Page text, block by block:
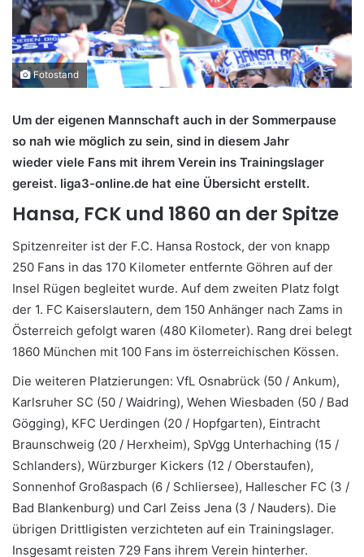
Fotostand
Um der eigenen Mannschaft auch in der Sommerpause
so nah wie möglich zu sein, sind in diesem Jahr
wieder viele Fans mit ihrem Verein ins Trainingslager
gereist. liga3-online.de hat eine Übersicht erstellt.
Hansa, FCK und 1860 an der Spitze
Spitzenreiter ist der F.C. Hansa Rostock, der von knapp
250 Fans in das 170 Kilometer entfernte Göhren auf der
Insel Rügen begleitet wurde. Auf dem zweiten Platz folgt
der 1. FC Kaiserslautern, dem 150 Anhänger nach Zams in
Österreich gefolgt waren (480 Kilometer). Rang drei belegt
1860 München mit 100 Fans im österreichischen Kössen.
Die weiteren Platzierungen: VfL Osnabrück (50 / Ankum),
Karlsruher SC (50 / Waidring), Wehen Wiesbaden (50 / Bad
Gögging), KFC Uerdingen (20 / Hopfgarten), Eintracht
Braunschweig (20 / Herxheim), SpVgg Unterhaching (15 /
Schlanders), Würzburger Kickers (12 / Oberstaufen),
Sonnenhof Großaspach (6 / Schliersee), Hallescher FC (3 /
Bad Blankenburg) und Carl Zeiss Jena (3 / Nauders). Die
übrigen Drittligisten verzichteten auf ein Trainingslager.
Insgesamt reisten 729 Fans ihrem Verein hinterher.